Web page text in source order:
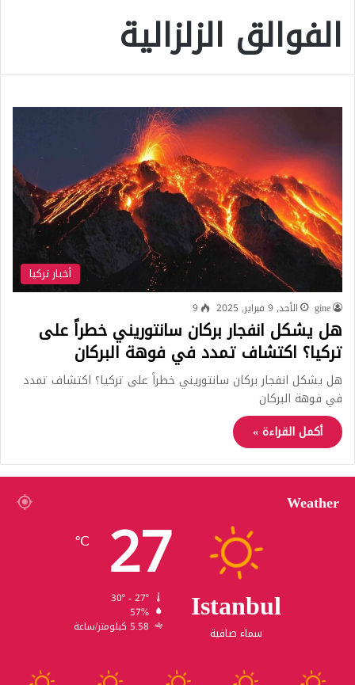
الفوالق الزلزالية
أخبار تركيا
gine الأحد, 9 فبراير, 2025 9
هل يشكل انفجار بركان سانتوريني خطراً على
تركيا؟ اكتشاف تمدد في فوهة البركان
هل يشكل انفجار بركان سانتوريني خطراً على تركيا؟ اكتشاف تمدد
في فوهة البركان
أكمل القراءة »
Weather
Istanbul
سماء صافية
27
℃
57%
5.58 كيلومتر/ساعة